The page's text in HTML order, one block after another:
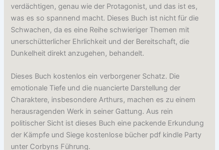
verdächtigen, genau wie der Protagonist, und das ist es,
was es so spannend macht. Dieses Buch ist nicht für die
Schwachen, da es eine Reihe schwieriger Themen mit
unerschütterlicher Ehrlichkeit und der Bereitschaft, die
Dunkelheit direkt anzugehen, behandelt.
Dieses Buch kostenlos ein verborgener Schatz. Die
emotionale Tiefe und die nuancierte Darstellung der
Charaktere, insbesondere Arthurs, machen es zu einem
herausragenden Werk in seiner Gattung. Aus rein
politischer Sicht ist dieses Buch eine packende Erkundung
der Kämpfe und Siege kostenlose bücher pdf kindle Party
unter Corbyns Führung.